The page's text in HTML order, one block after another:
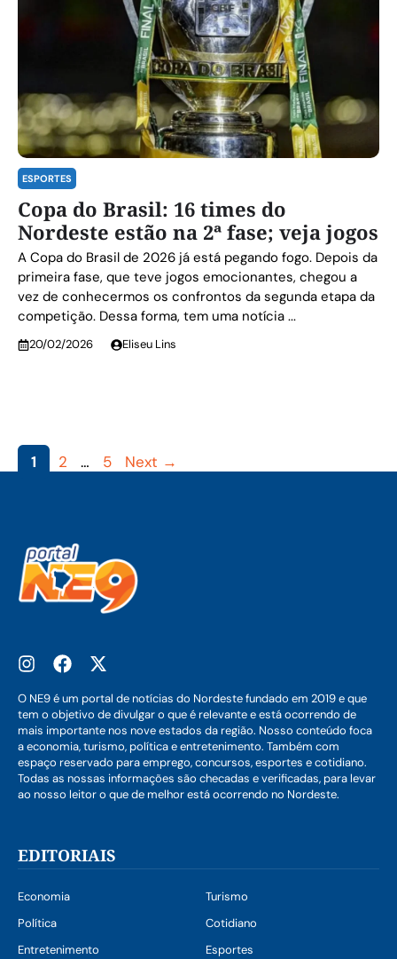
ESPORTES
Copa do Brasil: 16 times do
Nordeste estão na 2ª fase; veja jogos
A Copa do Brasil de 2026 já está pegando fogo. Depois da
primeira fase, que teve jogos emocionantes, chegou a
vez de conhecermos os confrontos da segunda etapa da
competição. Dessa forma, tem uma notícia ...
20/02/2026 Eliseu Lins
Page
1 Page
2 … Page
5 Next →
O NE9 é um portal de notícias do Nordeste fundado em 2019 e que
tem o objetivo de divulgar o que é relevante e está ocorrendo de
mais importante nos nove estados da região. Nosso conteúdo foca
a economia, turismo, política e entretenimento. Também com
espaço reservado para emprego, concursos, esportes e cotidiano.
Todas as nossas informações são checadas e verificadas, para levar
ao nosso leitor o que de melhor está ocorrendo no Nordeste.
EDITORIAIS
Economia
Turismo
Política
Cotidiano
Entretenimento
Esportes